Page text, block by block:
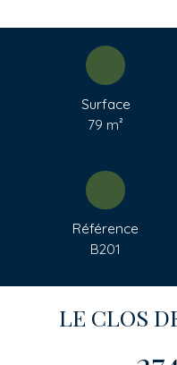
Surface
79 m²
Référence
B201
LE CLOS